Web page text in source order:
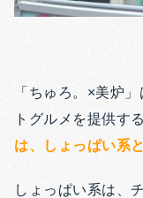
「ちゅろ。×美炉
トグルメを提供す
は、しょっぱい系
しょっぱい系は、